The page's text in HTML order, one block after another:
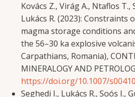
Kovács Z., Virág A., Ntaflos T.,
Lukács R. (2023): Constraints
magma storage conditions
the 56–30 ka explosive
Carpathians, Romania),
MINERALOGY AND
https://doi.org/10.1007/
Seghedi I., Lukács R., Soós I.,